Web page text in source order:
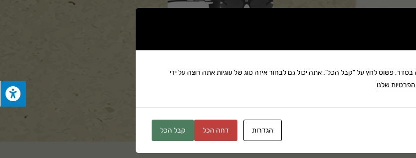
שתף:
משלוח: 25 ₪
זמן אספקה:עד 8 ימי עסקים
פשוט לחץ על "קבל הכל". אתה יכול גם לבחור איזה סוג של עוגיות אתה רוצה על ידי
שלנו
הגדרות דחה הכל קבל הכל